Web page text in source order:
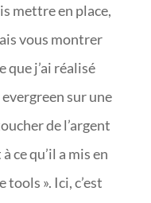
mettre en place,
vous montrer
que j’ai réalisé
sur une
de l’argent
ce qu’il a mis en
». Ici, c’est